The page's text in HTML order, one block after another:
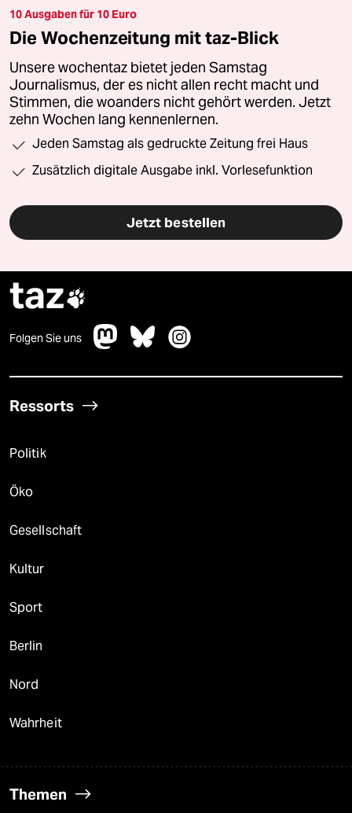
10 Ausgaben für 10 Euro
Die Wochenzeitung mit taz-Blick
Unsere wochentaz bietet jeden Samstag
Journalismus, der es nicht allen recht macht und
Stimmen, die woanders nicht gehört werden. Jetzt
zehn Wochen lang kennenlernen.
Jeden Samstag als gedruckte Zeitung frei Haus
Zusätzlich digitale Ausgabe inkl. Vorlesefunktion
Jetzt bestellen
taz
Folgen Sie uns
Ressorts
Politik
Öko
Gesellschaft
Kultur
Sport
Berlin
Nord
Wahrheit
Themen